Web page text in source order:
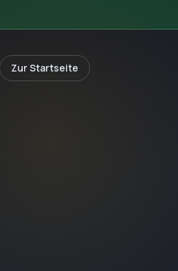
Zur Startseite